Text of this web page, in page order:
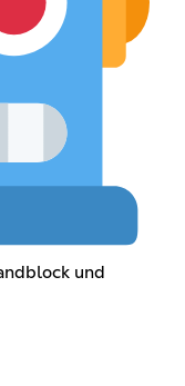
und